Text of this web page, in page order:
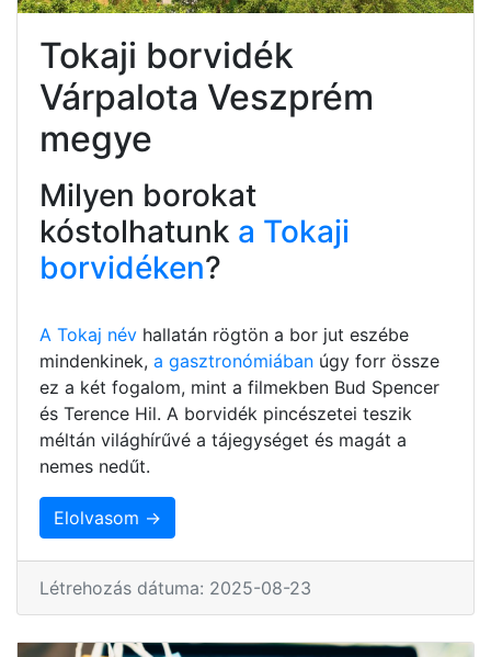
Tokaji borvidék
Várpalota Veszprém
megye
Milyen borokat
kóstolhatunk a Tokaji
borvidéken?
A Tokaj név hallatán rögtön a bor jut eszébe
mindenkinek, a gasztronómiában úgy forr össze
ez a két fogalom, mint a filmekben Bud Spencer
és Terence Hil. A borvidék pincészetei teszik
méltán világhírűvé a tájegységet és magát a
nemes nedűt.
Elolvasom →
Létrehozás dátuma: 2025-08-23